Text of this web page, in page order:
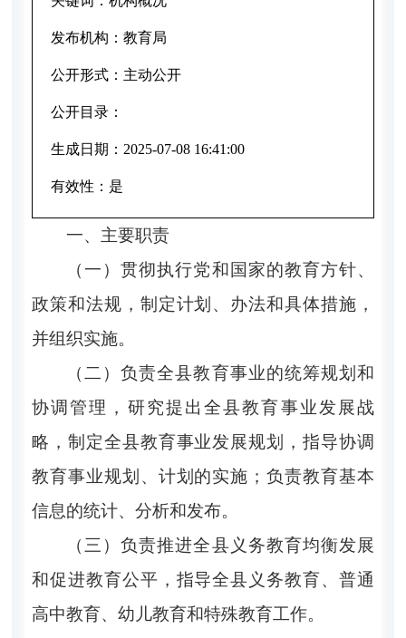
发布机构： 教育局
公开形式： 主动公开
公开目录：
生成日期： 2025-07-08 16:41:00
有效性： 是
一、主要职责
（一）贯彻执行党和国家的教育方针、
政策和法规，制定计划、办法和具体措施，
并组织实施。
（二）负责全县教育事业的统筹规划和
协调管理，研究提出全县教育事业发展战
略，制定全县教育事业发展规划，指导协调
教育事业规划、计划的实施；负责教育基本
信息的统计、分析和发布。
（三）负责推进全县义务教育均衡发展
和促进教育公平，指导全县义务教育、普通
高中教育、幼儿教育和特殊教育工作。